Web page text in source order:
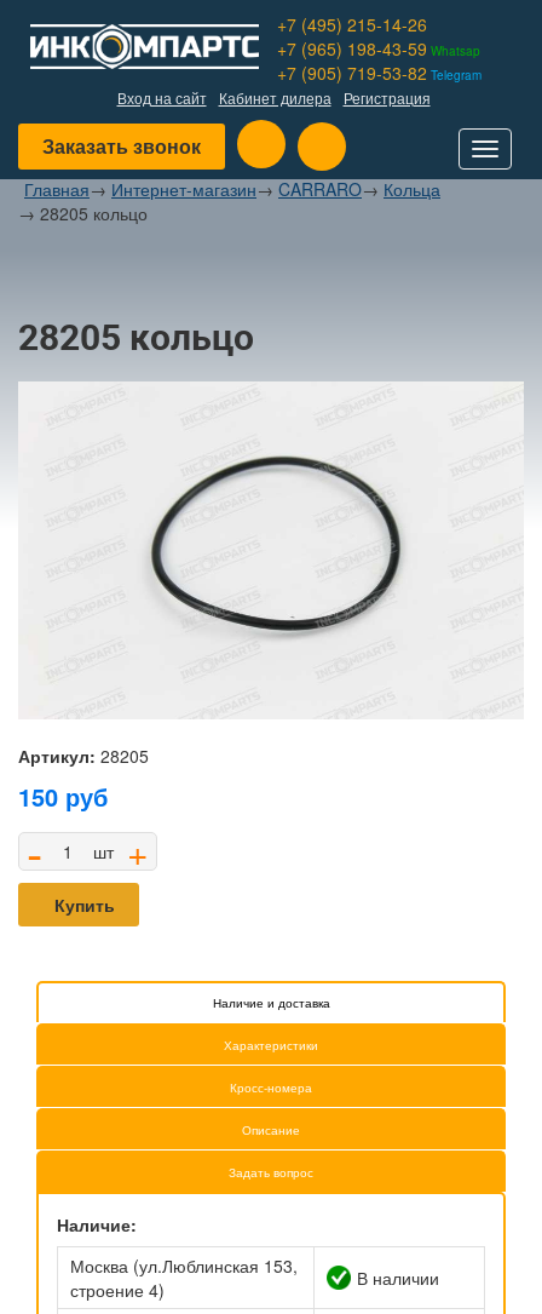
+7 (495) 215-14-26
+7 (965) 198-43-59 Whatsap
+7 (905) 719-53-82 Telegram
Вход на сайт Кабинет дилера Регистрация
Заказать звонок
Toggle
Главная→ Интернет-магазин→ CARRARO→ Кольца
→ 28205 кольцо
28205 кольцо
Артикул: 28205
150 руб
- шт +
Купить
Наличие и доставка
Характеристики
Кросс-номера
Описание
Задать вопрос
Наличие:
Москва (ул.Люблинская 153,
строение 4)
В наличии